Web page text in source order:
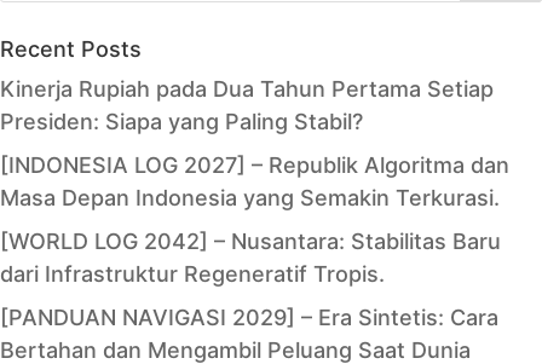
Recent Posts
Kinerja Rupiah pada Dua Tahun Pertama Setiap
Presiden: Siapa yang Paling Stabil?
[INDONESIA LOG 2027] – Republik Algoritma dan
Masa Depan Indonesia yang Semakin Terkurasi.
[WORLD LOG 2042] – Nusantara: Stabilitas Baru
dari Infrastruktur Regeneratif Tropis.
[PANDUAN NAVIGASI 2029] – Era Sintetis: Cara
Bertahan dan Mengambil Peluang Saat Dunia